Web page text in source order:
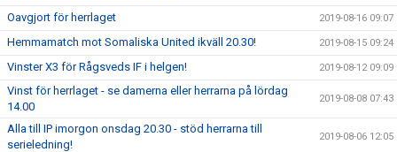
Oavgjort för herrlaget 2019-08-16 09:07
Hemmamatch mot Somaliska United ikväll 20.30! 2019-08-15 09:24
Vinster X3 för Rågsveds IF i helgen! 2019-08-12 09:09
Vinst för herrlaget - se damerna eller herrarna på lördag
14.00
2019-08-08 07:43
Alla till IP imorgon onsdag 20.30 - stöd herrarna till
serieledning!
2019-08-06 12:05